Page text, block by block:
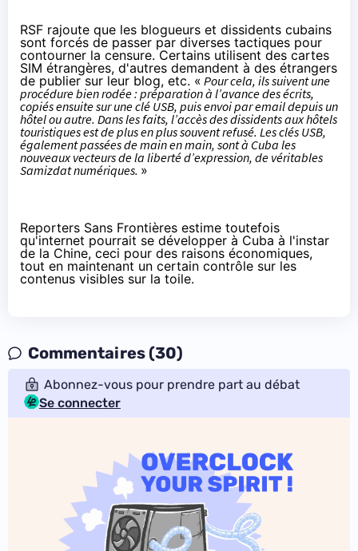
RSF rajoute que les blogueurs et dissidents cubains
sont forcés de passer par diverses tactiques pour
contourner la censure. Certains utilisent des cartes
SIM étrangères, d'autres demandent à des étrangers
de publier sur leur blog, etc. « Pour cela, ils suivent une
procédure bien rodée : préparation à l’avance des écrits,
copiés ensuite sur une clé USB, puis envoi par email depuis un
hôtel ou autre. Dans les faits, l’accès des dissidents aux hôtels
touristiques est de plus en plus souvent refusé. Les clés USB,
également passées de main en main, sont à Cuba les
nouveaux vecteurs de la liberté d’expression, de véritables
Samizdatnumériques. »
Reporters Sans Frontières estime toutefois
qu'internet pourrait se développer à Cuba à l'instar
de la Chine, ceci pour des raisons économiques,
tout en maintenant un certain contrôle sur les
contenus visibles sur la toile.
Commentaires (30)
Abonnez-vous pour prendre part au débat
Se connecter